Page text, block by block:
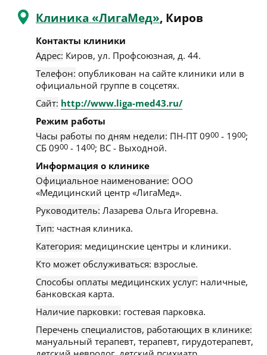
Клиника «ЛигаМед», Киров
Контакты клиники
Адрес: Киров, ул. Профсоюзная, д. 44.
Телефон: опубликован на сайте клиники или в
официальной группе в соцсетях.
Сайт: http://www.liga-med43.ru/
Режим работы
Часы работы по дням недели: ПН-ПТ 0900 - 1900;
СБ 0900 - 1400; ВС - Выходной.
Информация о клинике
Официальное наименование: ООО
«Медицинский центр «ЛигаМед».
Руководитель: Лазарева Ольга Игоревна.
Тип: частная клиника.
Категория: медицинские центры и клиники.
Кто может обслуживаться: взрослые.
Способы оплаты медицинских услуг: наличные,
банковская карта.
Наличие парковки: гостевая парковка.
Перечень специалистов, работающих в клинике:
мануальный терапевт, терапевт, гирудотерапевт,